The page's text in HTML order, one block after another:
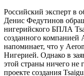
Российский эксперт в
Денис Федутинов
нигерийского БПЛА
созданного компанией
напоминает, что у
Нигерией. Однако в
этой страны ничего не
проекте создания